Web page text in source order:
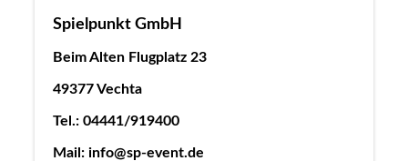
Spielpunkt GmbH
Beim Alten Flugplatz 23
49377 Vechta
Tel.: 04441/919400
Mail: info@sp-event.de